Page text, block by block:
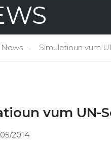
News Simulatioun vum
vum UN-
2014